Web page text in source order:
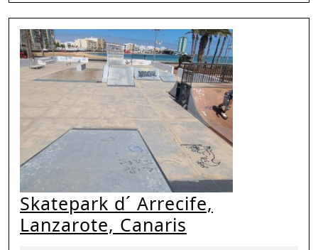
Skatepark d´ Arrecife,
Lanzarote, Canaris